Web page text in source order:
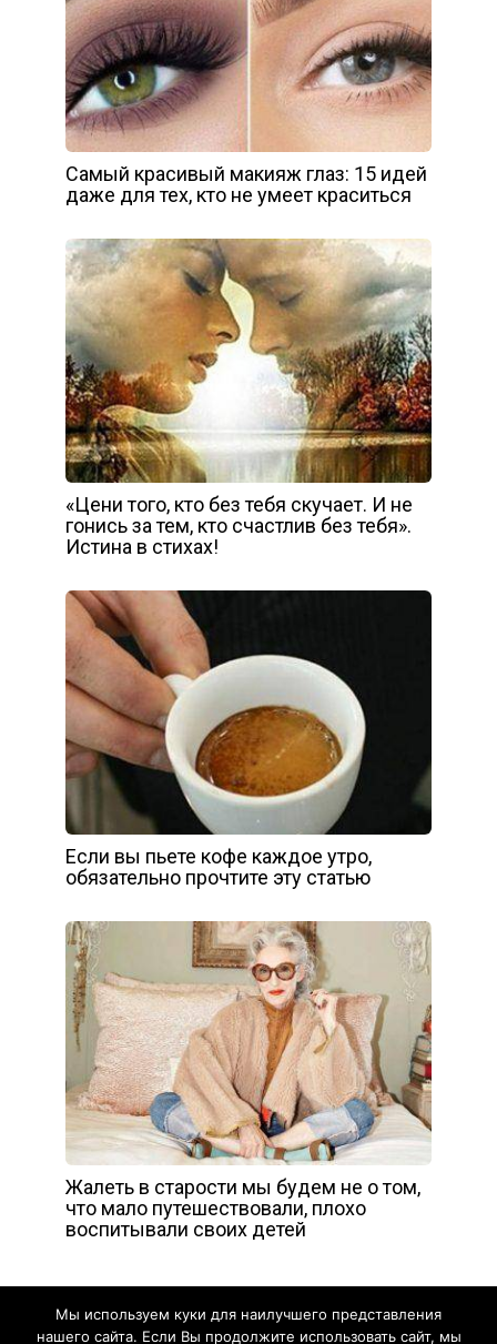
Самый красивый макияж глаз: 15 идей
даже для тех, кто не умеет краситься
«Цени того, кто без тебя скучает. И не
гонись за тем, кто счастлив без тебя».
Истина в стихах!
Если вы пьете кофе каждое утро,
обязательно прочтите эту статью
Жалеть в старости мы будем не о том,
что мало путешествовали, плохо
воспитывали своих детей
Мы используем куки для наилучшего представления
нашего сайта. Если Вы продолжите использовать сайт, мы